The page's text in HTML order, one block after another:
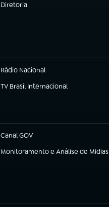
Diretoria
(abre em nova aba)
Rádio Nacional
TV Brasil Internacional
(abre em nova aba)
Canal GOV
(abre em nova aba)
Monitoramento e Análise de Mídias
(abre em nova aba)